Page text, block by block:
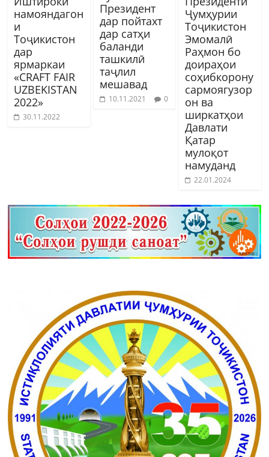
намояндагон
и
Тоҷикистон
дар
ярмаркаи
«CRAFT FAIR
UZBEKISTAN
2022»
30.11.2022
Президент
дар пойтахт
дар сатҳи
баланди
ташкилӣ
таҷлил
мешавад
10.11.2021 0
Ҷумҳурии
Тоҷикистон
Эмомалӣ
Раҳмон бо
доираҳои
соҳибкорону
сармоягузор
он ва
ширкатҳои
Давлати
Қатар
мулоқот
намуданд
22.01.2024